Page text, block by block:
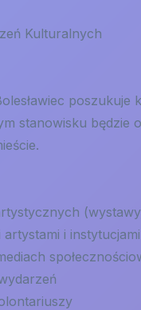
Kulturalnych
stanowisku
i instytucjami